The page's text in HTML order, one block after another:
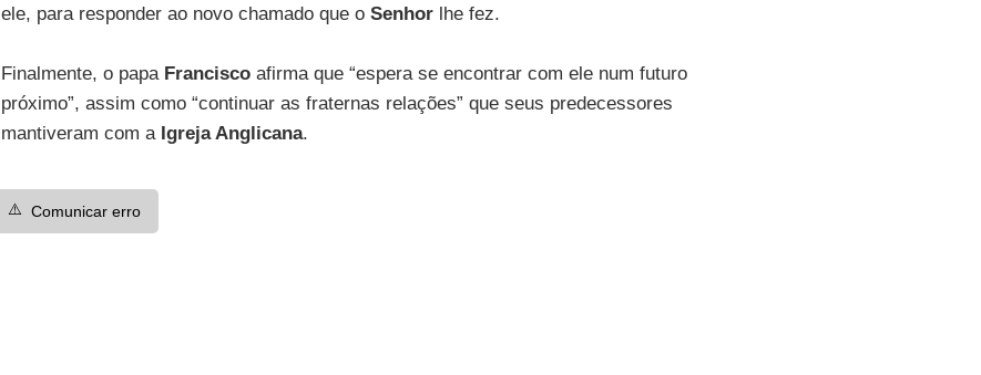
ele, para responder ao novo chamado que o Senhor lhe fez.
Finalmente, o papa Francisco afirma que “espera se encontrar com ele num futuro
próximo”, assim como “continuar as fraternas relações” que seus predecessores
mantiveram com a Igreja Anglicana.
⚠️ Comunicar erro